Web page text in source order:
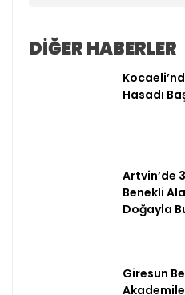
DİĞER HABERLER
Hasadı
Artvin’de
Benekli
Doğayla
Giresun